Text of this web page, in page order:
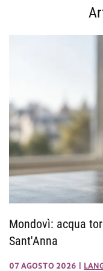
Mondovì: acqua
Sant'Anna
07 AGOSTO 2026